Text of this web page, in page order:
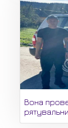
Вона